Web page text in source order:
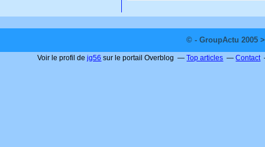
© - GroupActu 2005
Voir le profil dejg56 sur le portail Overblog Top articles Contact